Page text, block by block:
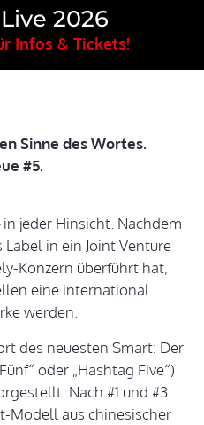
2026
Infos & Tickets!
Sinne des Wortes.
#5.
jeder Hinsicht. Nachdem
in ein Joint Venture
Konzern überführt hat,
eine international
werden.
des neuesten Smart: Der
oder „Hashtag Five“)
Nach #1 und #3
Modell aus chinesischer